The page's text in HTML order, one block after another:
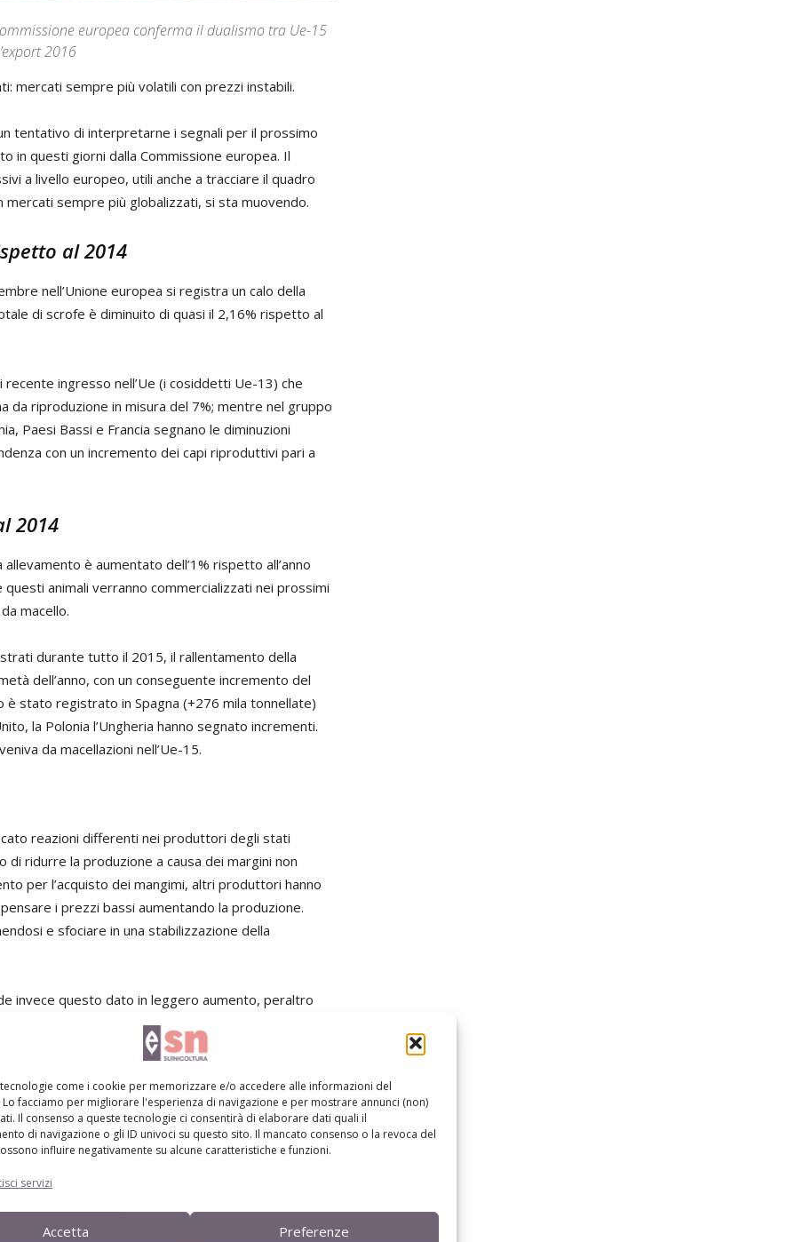
come i cookie per memorizzare e/o accedere alle informazioni del
facciamo per migliorare l'esperienza di navigazione e per mostrare annunci (non)
Il consenso a queste tecnologie ci consentirà di elaborare dati quali il
di navigazione o gli ID univoci su questo sito. Il mancato consenso o la revoca del
influire negativamente su alcune caratteristiche e funzioni.
servizi
Accetta Preferenze
europea conferma il dualismo tra Ue-15
2016
mercati sempre più volatili con prezzi instabili.
tentativo di interpretarne i segnali per il prossimo
in questi giorni dalla Commissione europea. Il
a livello europeo, utili anche a tracciare il quadro
mercati sempre più globalizzati, si sta muovendo.
al 2014
nell’Unione europea si registra un calo della
di scrofe è diminuito di quasi il 2,16% rispetto al
ingresso nell’Ue (i cosiddetti Ue-13) che
da riproduzione in misura del 7%; mentre nel gruppo
Paesi Bassi e Francia segnano le diminuzioni
con un incremento dei capi riproduttivi pari a
2014
è aumentato dell’1% rispetto all’anno
animali verranno commercializzati nei prossimi
macello.
durante tutto il 2015, il rallentamento della
dell’anno, con un conseguente incremento del
è stato registrato in Spagna (+276 mila tonnellate)
la Polonia l’Ungheria hanno segnato incrementi.
da macellazioni nell’Ue-15.
reazioni differenti nei produttori degli stati
ridurre la produzione a causa dei margini non
per l’acquisto dei mangimi, altri produttori hanno
i prezzi bassi aumentando la produzione.
e sfociare in una stabilizzazione della
invece questo dato in leggero aumento, peraltro
per il 2016
e una forte domanda proveniente dall’Asia
nel 2015, che rispetto al 2014 arriva a +9%. Infatti
raddoppiato di volume raggiungendo 500 mila
Kong. I paesi che hanno registrato le migliori
Germania, la Spagna e la Danimarca